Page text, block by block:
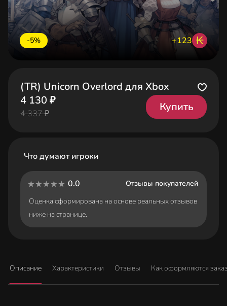
-5% +123 ₭
(TR) Unicorn Overlord для Xbox
4 130 ₽
4 337 ₽
Купить
Что думают игроки
0.0
Отзывы покупателей
Оценка сформирована на основе реальных отзывов
ниже на странице.
Описание Характеристики Отзывы Как оформляются